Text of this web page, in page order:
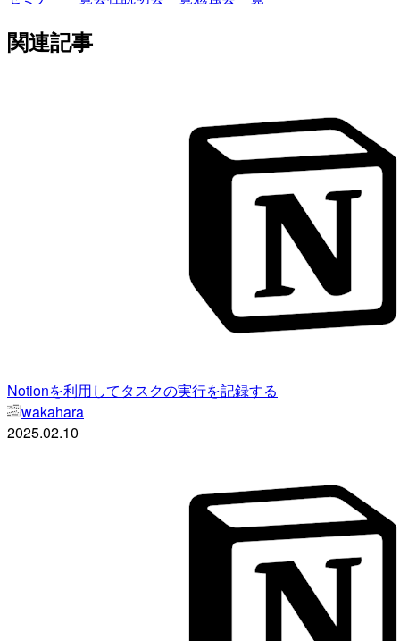
関連記事
Notionを利用してタスクの実行を記録する
wakahara
2025.02.10